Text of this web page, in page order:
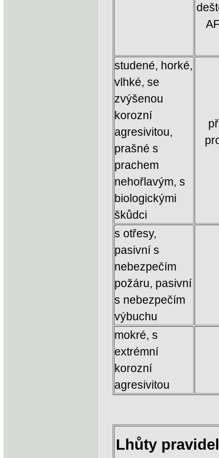
studené, horké,
vlhké, se
zvýšenou
korozní
agresivitou,
prašné s
prachem
nehořlavým, s
biologickými
škůdci
s otřesy,
pasivní s
nebezpečím
požáru, pasivní
s nebezpečím
výbuchu
mokré, s
extrémní
korozní
agresivitou
Lhůty